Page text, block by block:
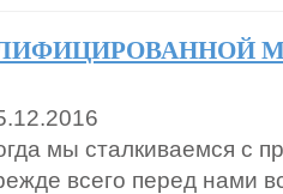
мы сталкиваемся с
всего перед нами